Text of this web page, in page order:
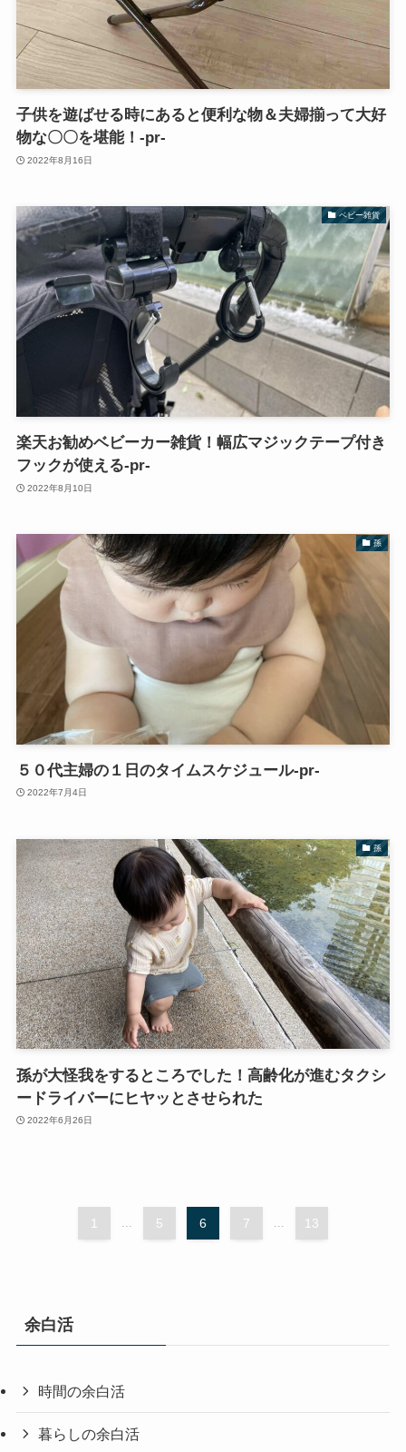
子供を遊ばせる時にあると便利な物＆夫婦揃って大好
物な〇〇を堪能！‐pr‐
2022年8月16日
ベビー雑貨
楽天お勧めベビーカー雑貨！幅広マジックテープ付き
フックが使える‐pr‐
2022年8月10日
孫
５０代主婦の１日のタイムスケジュール‐pr‐
2022年7月4日
孫
孫が大怪我をするところでした！高齢化が進むタクシ
ードライバーにヒヤッとさせられた
2022年6月26日
1 ... 5 6 7 ... 13
余白活
時間の余白活
暮らしの余白活